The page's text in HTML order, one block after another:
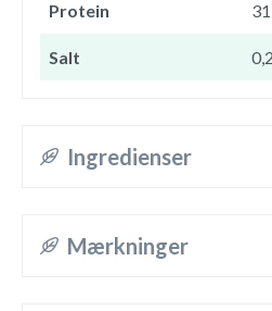
Protein
Salt
Ingredienser
Mærkninger